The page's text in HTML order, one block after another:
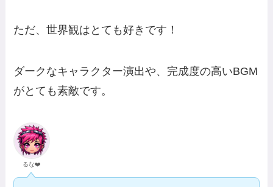
ただ、世界観はとても好きです！
ダークなキャラクター演出や、完成度の高いBGM
がとても素敵です。
るな❤️